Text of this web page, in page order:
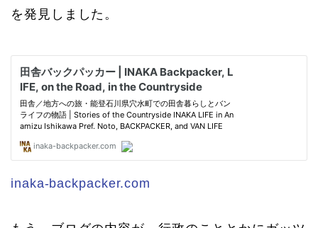
を発見しました。
inaka-backpacker.com